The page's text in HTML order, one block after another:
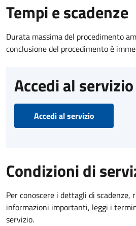
Tempi e scadenze
Durata massima del procedimento
conclusione del procedimento è
Accedi al servizio
Accedi al servizio
Condizioni di
Per conoscere i dettagli di
informazioni importanti, leggi i
servizio.